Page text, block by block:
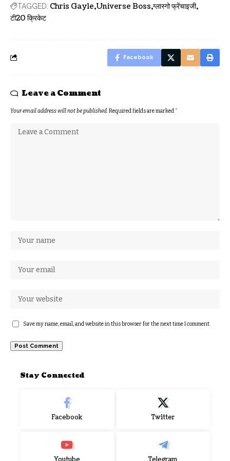
TAGGED: Chris Gayle Universe Boss ग्लास्गो फ्रेंचाइजी
टी20 क्रिकेट
Facebook
Leave a Comment
Your email address will not be published.Required fields are marked*
Save my name, email, and website in this browser for the next time I comment.
Stay Connected
Facebook Twitter